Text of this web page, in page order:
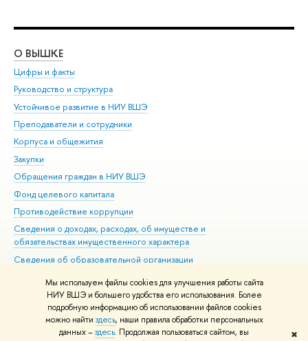
Мы используем файлы cookies для улучшения работы сайта
НИУ ВШЭ и большего удобства его использования. Более
подробную информацию об использовании файлов cookies
можно найти здесь, наши правила обработки персональных
данных –здесь. Продолжая пользоваться сайтом, вы
✖
О ВЫШКЕ
Цифры и факты
Руководство и структура
Устойчивое развитие в НИУ ВШЭ
Преподаватели и сотрудники
Корпуса и общежития
Закупки
Обращения граждан в НИУ ВШЭ
Фонд целевого капитала
Противодействие коррупции
Сведения о доходах, расходах, об имуществе и
обязательствах имущественного характера
Сведения об образовательной организации
Людям с ограниченными возможностями здоровья
Единая платежная страница
Работа в Вышке